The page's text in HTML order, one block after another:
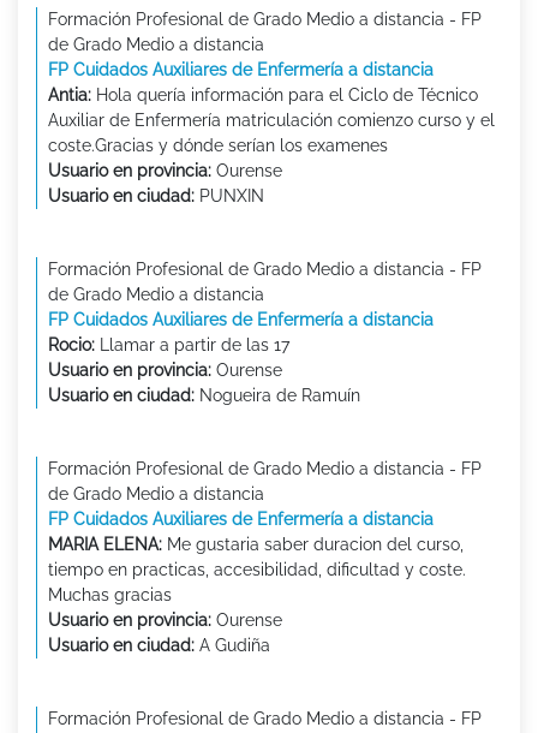
Formación Profesional de Grado Medio a distancia - FP
de Grado Medio a distancia
FP Cuidados Auxiliares de Enfermería a distancia
Antia: Hola quería información para el Ciclo de Técnico
Auxiliar de Enfermería matriculación comienzo curso y el
coste.Gracias y dónde serían los examenes
Usuario en provincia: Ourense
Usuario en ciudad: PUNXIN
Formación Profesional de Grado Medio a distancia - FP
de Grado Medio a distancia
FP Cuidados Auxiliares de Enfermería a distancia
Rocio: Llamar a partir de las 17
Usuario en provincia: Ourense
Usuario en ciudad: Nogueira de Ramuín
Formación Profesional de Grado Medio a distancia - FP
de Grado Medio a distancia
FP Cuidados Auxiliares de Enfermería a distancia
MARIA ELENA: Me gustaria saber duracion del curso,
tiempo en practicas, accesibilidad, dificultad y coste.
Muchas gracias
Usuario en provincia: Ourense
Usuario en ciudad: A Gudiña
Formación Profesional de Grado Medio a distancia - FP